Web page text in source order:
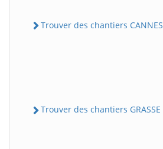
Trouver des chantiers CANNES
Trouver des chantiers GRASSE